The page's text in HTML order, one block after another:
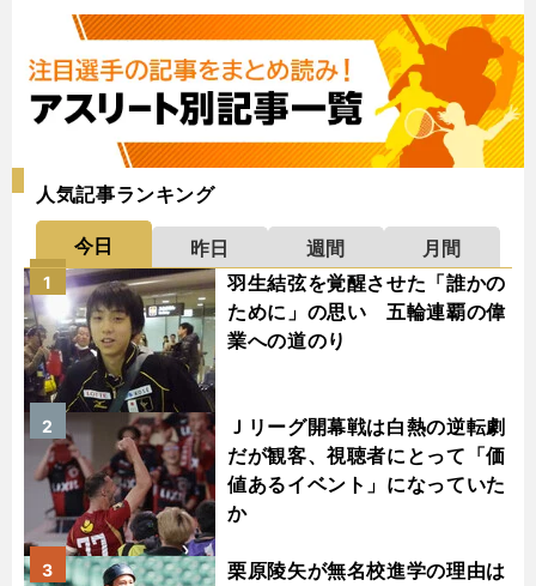
人気記事ランキング
今日 昨日 週間
月間
羽生結弦を覚醒させた「誰かの
ために」の思い 五輪連覇の偉
業への道のり
1
Ｊリーグ開幕戦は白熱の逆転劇
だが観客、視聴者にとって「価
値あるイベント」になっていた
か
2
栗原陵矢が無名校進学の理由は
3